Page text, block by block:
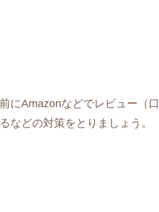
にAmazonなどでレビュー（口
などの対策をとりましょう。